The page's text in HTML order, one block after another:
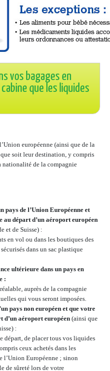
vos bagages en
que les liquides
européenne (ainsi que de la
soit leur destination, y compris
nationalité de la compagnie
pays de l’Union Européenne et
au départ d’un aéroport européen
et de Suisse) :
en vol ou dans les boutiques des
dans un sac plastique
ultérieure dans un pays en
:
auprès de la compagnie
qui vous seront imposées.
pays non européen et que votre
d’un aéroport européen (ainsi que
:
départ, de placer tous vos liquides
ceux achetés dans les
l’Union Européenne ; sinon
de sûreté lors de votre